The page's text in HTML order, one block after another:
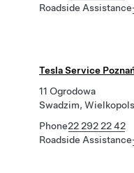
Roadside Assistance
Tesla Service
11 Ogrodowa
Swadzim,
Phone22 292 22 42
Roadside Assistance